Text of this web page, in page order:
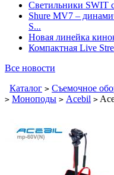
Светильники SWIT
Shure MV7 –
S...
Новая линейка
Компактная Live
Все новости
Каталог > Съемочное
> Моноподы > Acebil >